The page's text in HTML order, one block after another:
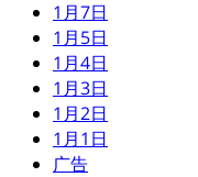
1月7日
1月5日
1月4日
1月3日
1月2日
1月1日
广告